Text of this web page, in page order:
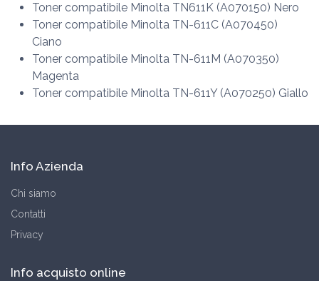
Toner compatibile Minolta TN611K (A070150) Nero
Toner compatibile Minolta TN-611C (A070450)
Ciano
Toner compatibile Minolta TN-611M (A070350)
Magenta
Toner compatibile Minolta TN-611Y (A070250) Giallo
Info Azienda
Chi siamo
Contatti
Privacy
Info acquisto online